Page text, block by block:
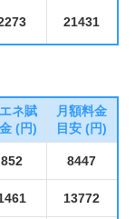
21431
ネ賦
(円)
月額料金
目安 (円)
852 8447
13772